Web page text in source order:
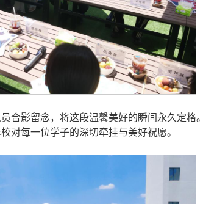
合影留念，将这段温馨美好的瞬间永久定格
对每一位学子的深切牵挂与美好祝愿。